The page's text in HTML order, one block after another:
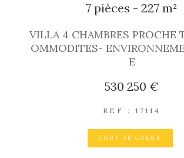
7 pièces - 227 m²
VILLA 4 CHAMBRES PROCHE
OMMODITES-
E
530 250 €
REF : 17114
COUP DE COEUR